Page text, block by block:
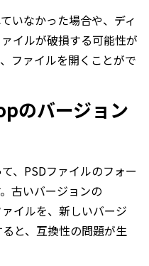
いなかった場合や、ディ
イルが破損する可能性が
ファイルを開くことがで
のバージョン
、PSDファイルのフォー
古いバージョンの
イルを、新しいバージ
と、互換性の問題が生